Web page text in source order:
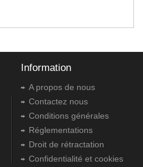
Information
A propos de nous
Contactez nous
Conditions générales
Réglementations
Droit de rétractation
Confidentialité et cookies